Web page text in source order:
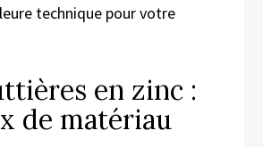
technique pour votre
en zinc :
de matériau